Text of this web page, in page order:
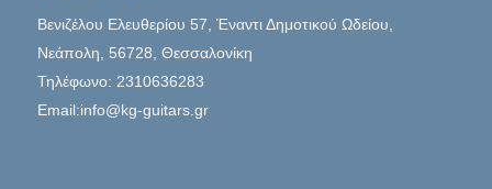
Βενιζέλου Ελευθερίου 57, Έναντι Δημοτικού Ωδείου,
Νεάπολη, 56728, Θεσσαλονίκη
Τηλέφωνο: 2310636283
Email:info@kg-guitars.gr